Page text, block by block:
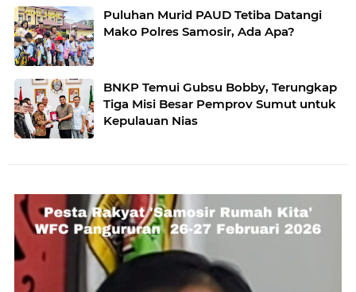
Puluhan Murid PAUD Tetiba Datangi
Mako Polres Samosir, Ada Apa?
BNKP Temui Gubsu Bobby, Terungkap
Tiga Misi Besar Pemprov Sumut untuk
Kepulauan Nias